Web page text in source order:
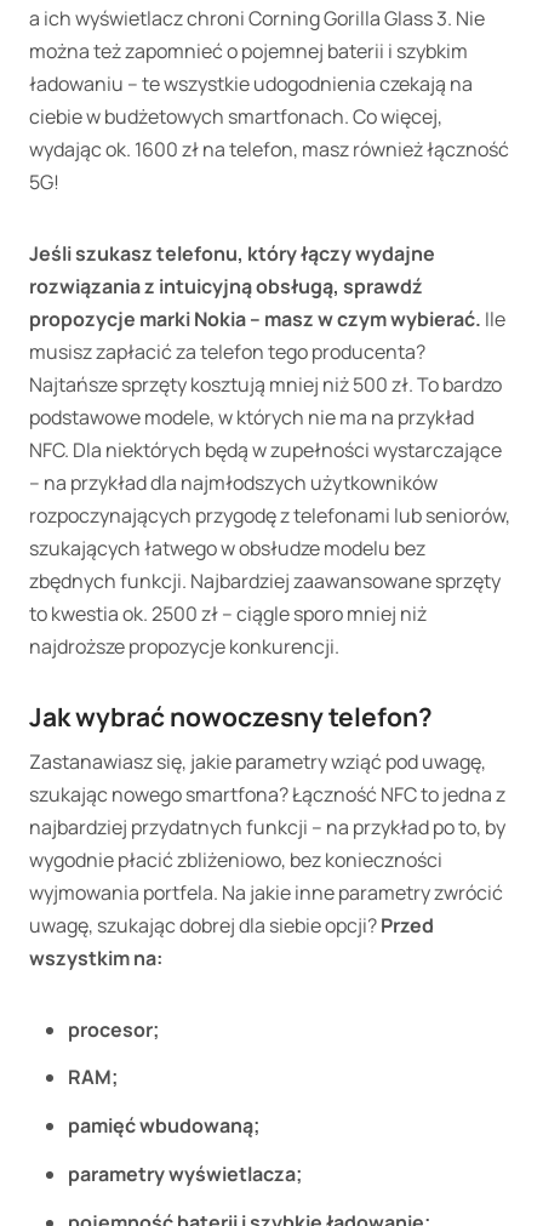
a ich wyświetlacz chroni Corning Gorilla Glass 3. Nie
można też zapomnieć o pojemnej baterii i szybkim
ładowaniu – te wszystkie udogodnienia czekają na
ciebie w budżetowych smartfonach. Co więcej,
wydając ok. 1600 zł na telefon, masz również łączność
5G!
Jeśli szukasz telefonu, który łączy wydajne
rozwiązania z intuicyjną obsługą, sprawdź
propozycje marki Nokia – masz w czym wybierać. Ile
musisz zapłacić za telefon tego producenta?
Najtańsze sprzęty kosztują mniej niż 500 zł. To bardzo
podstawowe modele, w których nie ma na przykład
NFC. Dla niektórych będą w zupełności wystarczające
– na przykład dla najmłodszych użytkowników
rozpoczynających przygodę z telefonami lub seniorów,
szukających łatwego w obsłudze modelu bez
zbędnych funkcji. Najbardziej zaawansowane sprzęty
to kwestia ok. 2500 zł – ciągle sporo mniej niż
najdroższe propozycje konkurencji.
Jak wybrać nowoczesny telefon?
Zastanawiasz się, jakie parametry wziąć pod uwagę,
szukając nowego smartfona? Łączność NFC to jedna z
najbardziej przydatnych funkcji – na przykład po to, by
wygodnie płacić zbliżeniowo, bez konieczności
wyjmowania portfela. Na jakie inne parametry zwrócić
uwagę, szukając dobrej dla siebie opcji?Przed
wszystkim na:
procesor;
RAM;
pamięć wbudowaną;
parametry wyświetlacza;